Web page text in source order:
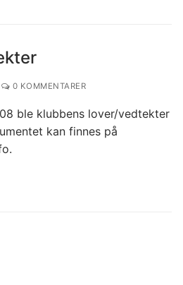
0 KOMMENTARER
ble klubbens lover/vedtekter
kan finnes på